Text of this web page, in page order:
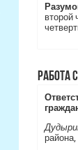
второй
Работа
района,